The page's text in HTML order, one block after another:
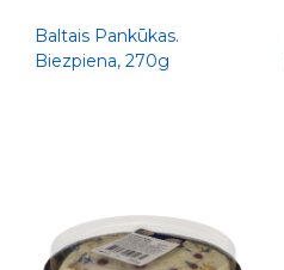
Baltais Pankūkas.
Biezpiena, 270g